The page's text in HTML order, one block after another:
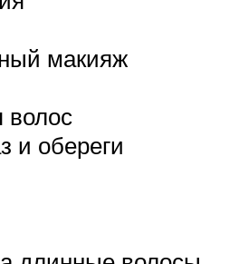
макияж
волос
и обереги